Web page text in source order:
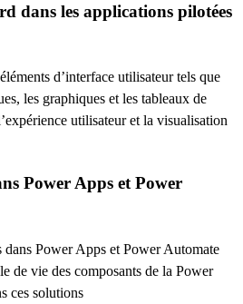
dans les applications pilotées
d’interface utilisateur tels que
les graphiques et les tableaux de
utilisateur et la visualisation
Power Apps et Power
dans Power Apps et Power Automate
de vie des composants de la Power
ces solutions